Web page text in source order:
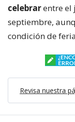
celebrarentre el
septiembre,
condición de
Revisa nuestra